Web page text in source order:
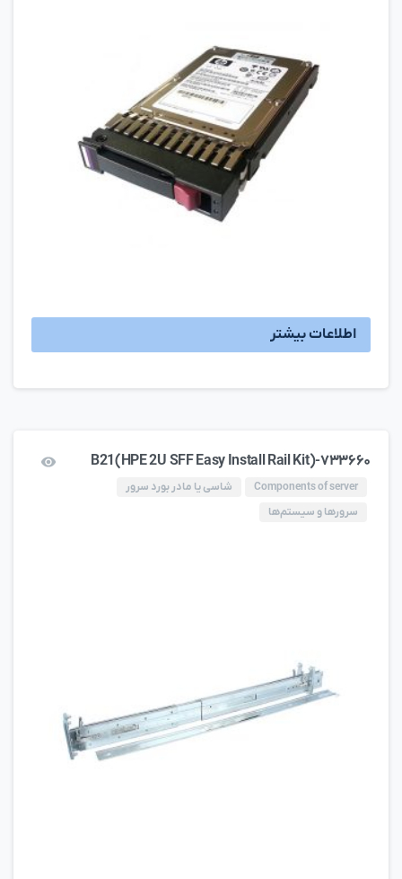
اطلاعات بیشتر
۷۳۳۶۶۰-B21(HPE 2U SFF Easy Install Rail Kit)
Components of server
شاسی یا مادر بورد سرور
سرورها و سیستم‌ها